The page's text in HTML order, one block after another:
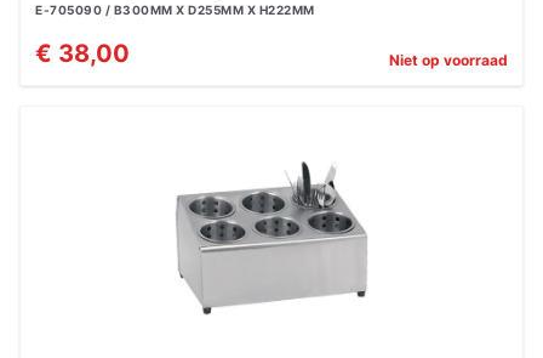
E-705090 / B300MM X D255MM X H222MM
€ 38,00 Niet op voorraad